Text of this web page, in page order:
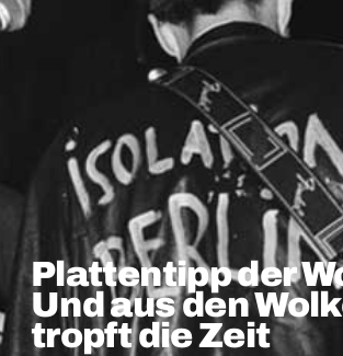
Plattentipp der
Und aus den
tropft die Zeit